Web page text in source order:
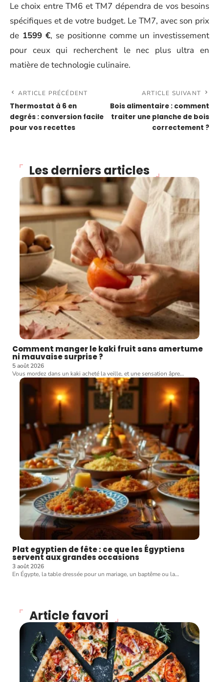
Le choix entre TM6 et TM7 dépendra de vos besoins
spécifiques et de votre budget. Le TM7, avec son prix
de 1599 €, se positionne comme un investissement
pour ceux qui recherchent le nec plus ultra en
matière de technologie culinaire.
ARTICLE PRÉCÉDENT
Thermostat à 6 en
degrés : conversion facile
pour vos recettes
ARTICLE SUIVANT
Bois alimentaire : comment
traiter une planche de bois
correctement ?
Les derniers articles
Comment manger le kaki fruit sans amertume
ni mauvaise surprise ?
5 août 2026
Vous mordez dans un kaki acheté la veille, et une sensation âpre…
Plat egyptien de fête : ce que les Égyptiens
servent aux grandes occasions
3 août 2026
En Égypte, la table dressée pour un mariage, un baptême ou la…
Article favori